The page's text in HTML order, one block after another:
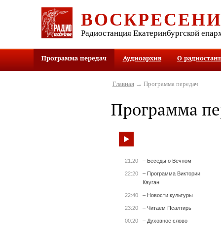
Радиостанция Екатеринбургской
Программа передач Аудиоархив О
Главная→ Программа передач
Программа
21:20 – Беседы о Вечном
22:20
– Программа Виктории
Кауган
22:40 – Новости культуры
23:20 – Читаем Псалтирь
00:20 – Духовное слово